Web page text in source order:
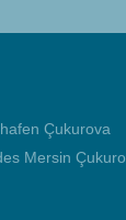
Çukurova
Mersin